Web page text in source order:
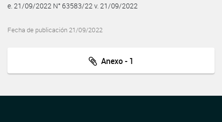
e. 21/09/2022 N° 63583/22 v. 21/09/2022
Fecha de publicación 21/09/2022
Anexo - 1